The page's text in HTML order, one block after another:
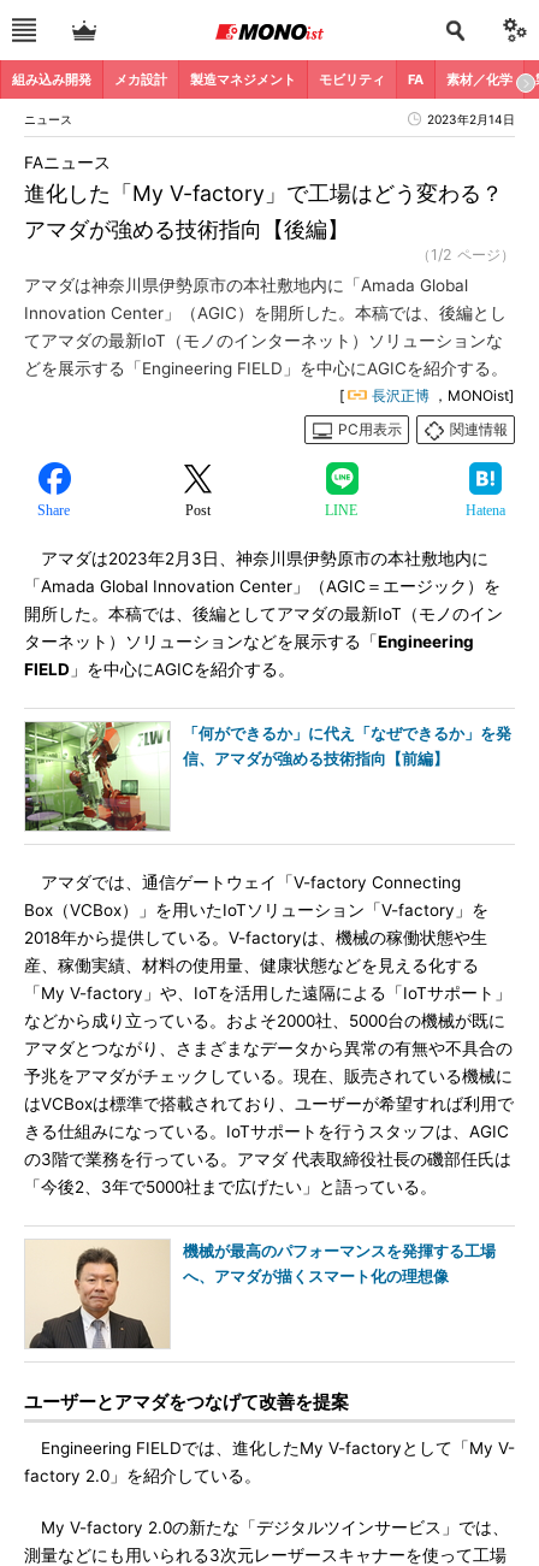
組み込み開発 メカ設計 製造マネジメント モビリティ FA 素材／化学
ニュース 2023年2月14日
進化した「My V-factory」で工場はどう変わる？
アマダが強める技術指向【後編】
FAニュース
（1/2 ページ）
アマダは神奈川県伊勢原市の本社敷地内に「Amada Global
Innovation Center」（AGIC）を開所した。本稿では、後編とし
てアマダの最新IoT（モノのインターネット）ソリューションな
どを展示する「Engineering FIELD」を中心にAGICを紹介する。
[ 長沢正博 ，MONOist]
PC用表示
関連情報
Share Post LINE Hatena
アマダは2023年2月3日、神奈川県伊勢原市の本社敷地内に
「Amada Global Innovation Center」（AGIC＝エージック）を
開所した。本稿では、後編としてアマダの最新IoT（モノのイン
ターネット）ソリューションなどを展示する「Engineering
FIELD 」を中心にAGICを紹介する。
「何ができるか」に代え「なぜできるか」を発
信、アマダが強める技術指向【前編】
アマダでは、通信ゲートウェイ「V-factory Connecting
Box（VCBox）」を用いたIoTソリューション「V-factory」を
2018年から提供している。V-factoryは、機械の稼働状態や生
産、稼働実績、材料の使用量、健康状態などを見える化する
「My V-factory」や、IoTを活用した遠隔による「IoTサポート」
などから成り立っている。およそ2000社、5000台の機械が既に
アマダとつながり、さまざまなデータから異常の有無や不具合の
予兆をアマダがチェックしている。現在、販売されている機械に
はVCBoxは標準で搭載されており、ユーザーが希望すれば利用で
きる仕組みになっている。IoTサポートを行うスタッフは、AGIC
の3階で業務を行っている。アマダ 代表取締役社長の磯部任氏は
「今後2、3年で5000社まで広げたい」と語っている。
機械が最高のパフォーマンスを発揮する工場
へ、アマダが描くスマート化の理想像
ユーザーとアマダをつなげて改善を提案
Engineering FIELDでは、進化したMy V-factoryとして「My V-
factory 2.0」を紹介している。
My V-factory 2.0の新たな「デジタルツインサービス」では、
測量などにも用いられる3次元レーザースキャナーを使って工場